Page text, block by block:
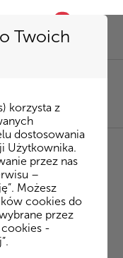
Twoich
korzysta z
dostosowania
Użytkownika.
przez nas
–
Możesz
cookies do
przez
-
favorite
Rytm /
m. 24